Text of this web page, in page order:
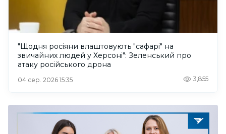
"Щодня росіяни влаштовують "сафарі" на
звичайних людей у Херсоні": Зеленський про
атаку російського дрона
04 сер. 2026 15:35 3,855